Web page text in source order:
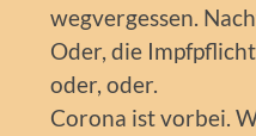
wegvergessen.
Oder, die
oder, oder.
Corona ist vorbei.